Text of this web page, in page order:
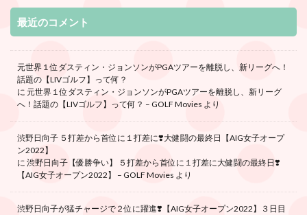
最近のコメント
元世界１位ダスティン・ジョンソンがPGAツアーを離脱し、新リーグへ！
話題の【LIVゴルフ】って何？
に 元世界１位ダスティン・ジョンソンがPGAツアーを離脱し、新リーグ
へ！話題の【LIVゴルフ】って何？ – GOLF Movies より
渋野日向子 ５打差から首位に１打差に❣️大健闘の最終日【AIG女子オープ
ン2022】
に 渋野日向子【優勝争い】 ５打差から首位に１打差に大健闘の最終日❣️
【AIG女子オープン2022】 – GOLF Movies より
渋野日向子が猛チャージで２位に躍進❣️【AIG女子オープン2022】３日目